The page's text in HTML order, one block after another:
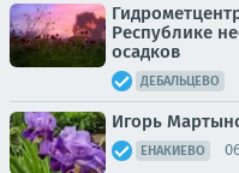
Республике
осадков
ДЕБАЛЬЦЕВО
Игорь
ЕНАКИЕВО